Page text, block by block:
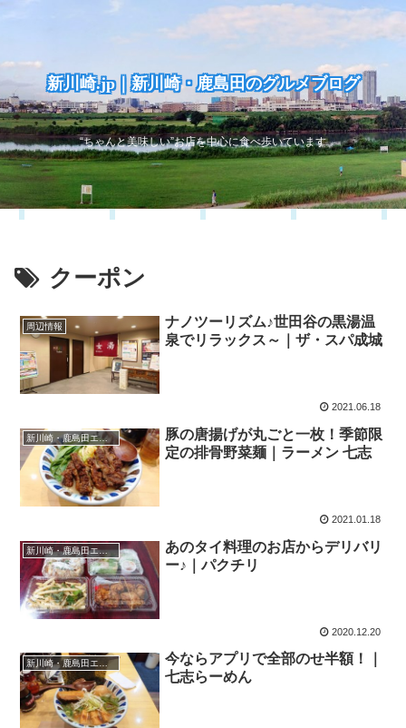
新川崎.jp｜新川崎・鹿島田のグルメブログ
“ちゃんと美味しい”お店を中心に食べ歩いています
クーポン
周辺情報
ナノツーリズム♪世田谷の黒湯温
泉でリラックス～｜ザ・スパ成城
2021.06.18
新川崎・鹿島田エリア
豚の唐揚げが丸ごと一枚！季節限
定の排骨野菜麺｜ラーメン 七志
2021.01.18
新川崎・鹿島田エリア
あのタイ料理のお店からデリバリ
ー♪｜パクチリ
2020.12.20
今ならアプリで全部のせ半額！｜
七志らーめん